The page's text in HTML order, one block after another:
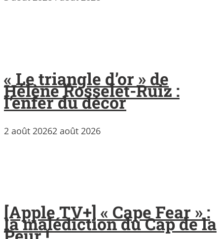
« Le triangle d’or » de
Hélène Rosselet-Ruiz :
l’enfer du décor
2 août 20262 août 2026
[Apple TV+] « Cape Fear » :
la malédiction du Cap de la